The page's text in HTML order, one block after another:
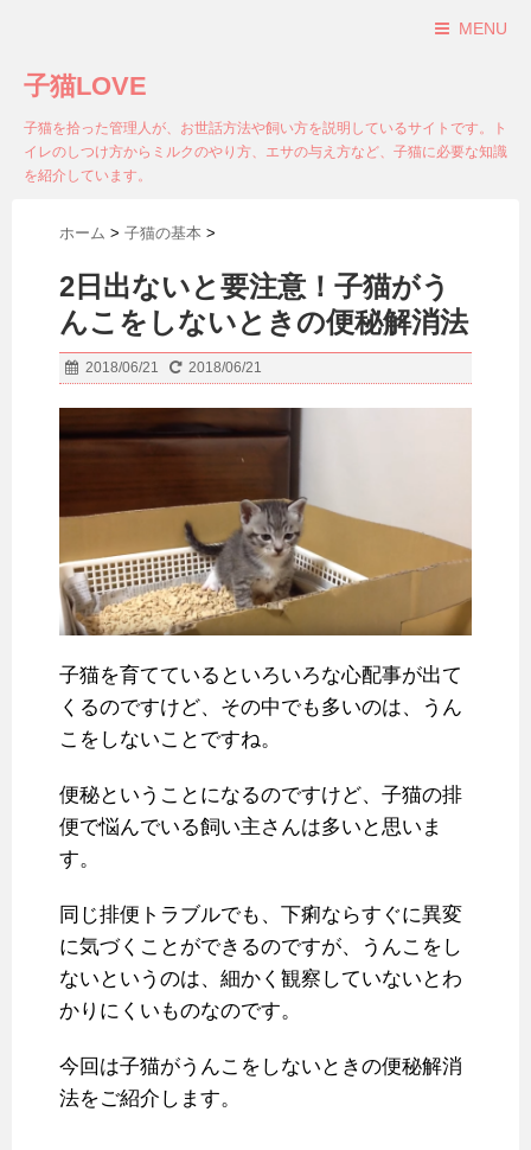
MENU
子猫LOVE
子猫を拾った管理人が、お世話方法や飼い方を説明しているサイトです。ト
イレのしつけ方からミルクのやり方、エサの与え方など、子猫に必要な知識
を紹介しています。
ホーム > 子猫の基本 >
2日出ないと要注意！子猫がう
んこをしないときの便秘解消法
2018/06/21 2018/06/21
子猫を育てているといろいろな心配事が出て
くるのですけど、その中でも多いのは、うん
こをしないことですね。
便秘ということになるのですけど、子猫の排
便で悩んでいる飼い主さんは多いと思いま
す。
同じ排便トラブルでも、下痢ならすぐに異変
に気づくことができるのですが、うんこをし
ないというのは、細かく観察していないとわ
かりにくいものなのです。
今回は子猫がうんこをしないときの便秘解消
法をご紹介します。